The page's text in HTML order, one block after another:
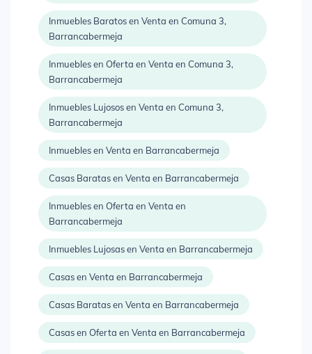
Inmuebles Baratos en Venta en Comuna 3,
Barrancabermeja
Inmuebles en Oferta en Venta en Comuna 3,
Barrancabermeja
Inmuebles Lujosos en Venta en Comuna 3,
Barrancabermeja
Inmuebles en Venta en Barrancabermeja
Casas Baratas en Venta en Barrancabermeja
Inmuebles en Oferta en Venta en
Barrancabermeja
Inmuebles Lujosas en Venta en Barrancabermeja
Casas en Venta en Barrancabermeja
Casas Baratas en Venta en Barrancabermeja
Casas en Oferta en Venta en Barrancabermeja